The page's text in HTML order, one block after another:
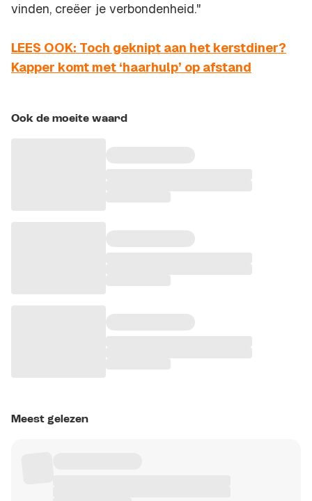
vinden, creëer je verbondenheid."
LEES OOK: Toch geknipt aan het kerstdiner?
Kapper komt met ‘haarhulp’ op afstand
Ook de moeite waard
Meest gelezen